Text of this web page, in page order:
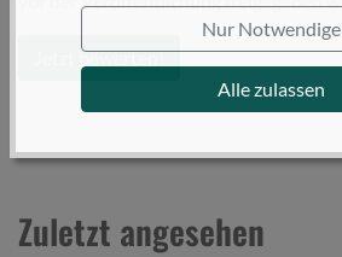
Nur Notwendige
Alle zulassen
Jetzt bewerten!
Zuletzt angesehen